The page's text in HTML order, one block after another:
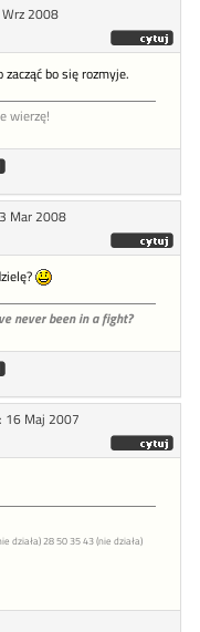
Wrz 2008
bo się rozmyje.
wierzę!
Mar 2008
never been in a fight?
16 Maj 2007
działa) 28 50 35 43 (nie działa)